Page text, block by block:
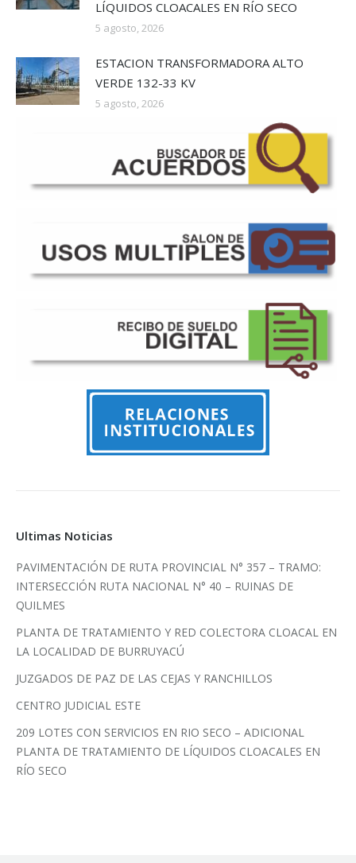
LÍQUIDOS CLOACALES EN RÍO SECO
5 agosto, 2026
ESTACION TRANSFORMADORA ALTO
VERDE 132-33 KV
5 agosto, 2026
Ultimas Noticias
PAVIMENTACIÓN DE RUTA PROVINCIAL N° 357 – TRAMO:
INTERSECCIÓN RUTA NACIONAL N° 40 – RUINAS DE
QUILMES
PLANTA DE TRATAMIENTO Y RED COLECTORA CLOACAL EN
LA LOCALIDAD DE BURRUYACÚ
JUZGADOS DE PAZ DE LAS CEJAS Y RANCHILLOS
CENTRO JUDICIAL ESTE
209 LOTES CON SERVICIOS EN RIO SECO – ADICIONAL
PLANTA DE TRATAMIENTO DE LÍQUIDOS CLOACALES EN
RÍO SECO